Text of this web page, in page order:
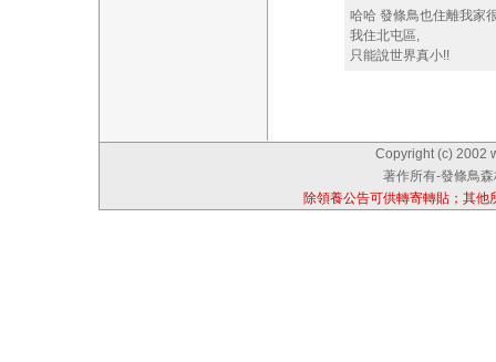
哈哈 發條鳥也住離我家
我住北屯區,
只能說世界真小!!
Copyright (c) 2002
著作所有-發條鳥
除領養公告可供轉寄轉貼；其